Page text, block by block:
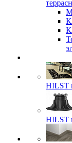
HILST
HILST